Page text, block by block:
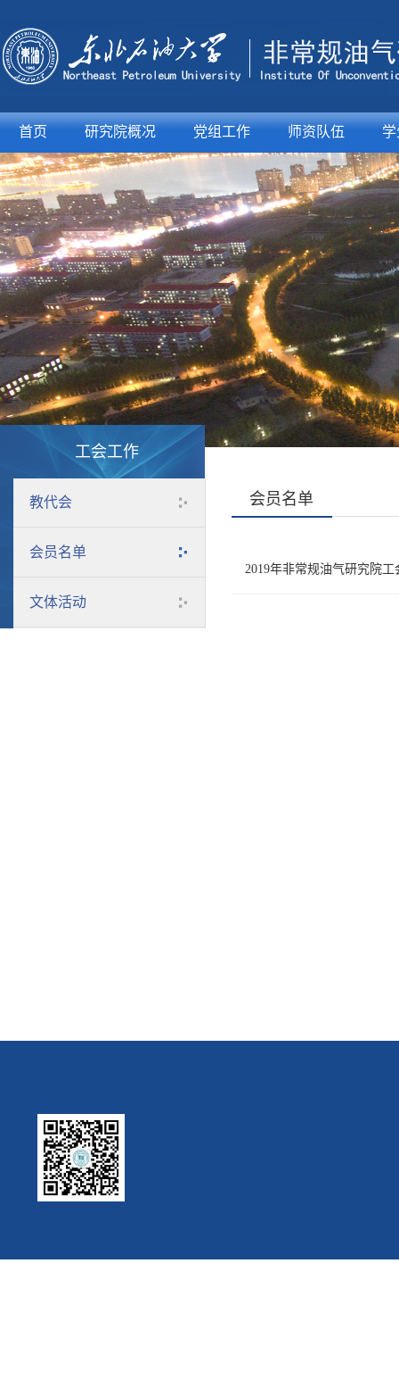
首页 研究院概况 党组工作 师资队伍
工会工作
教代会
会员名单
文体活动
会员名单
2019年非常规油气研究院工